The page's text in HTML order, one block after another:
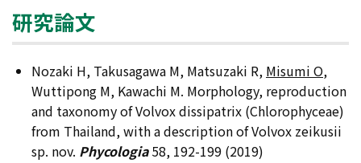
研究論文
Nozaki H, Takusagawa M, Matsuzaki R, Misumi O,
Wuttipong M, Kawachi M. Morphology, reproduction
and taxonomy of Volvox dissipatrix (Chlorophyceae)
from Thailand, with a description of Volvox zeikusii
sp. nov. Phycologia 58, 192-199 (2019)